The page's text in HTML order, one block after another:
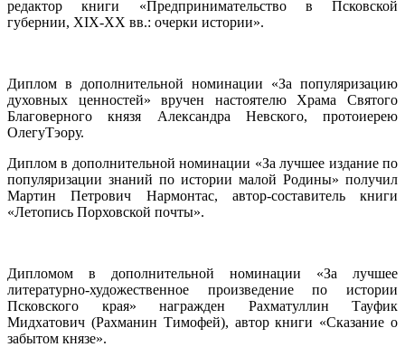
редактор книги «Предпринимательство в Псковской
губернии, XIX-XX вв.: очерки истории».
Диплом в дополнительной номинации «За популяризацию
духовных ценностей» вручен настоятелю Храма Святого
Благоверного князя Александра Невского, протоиерею
ОлегуТэору.
Диплом в дополнительной номинации «За лучшее издание по
популяризации знаний по истории малой Родины» получил
Мартин Петрович Нармонтас, автор-составитель книги
«Летопись Порховской почты».
Дипломом в дополнительной номинации «За лучшее
литературно-художественное произведение по истории
Псковского края» награжден Рахматуллин Тауфик
Мидхатович (Рахманин Тимофей), автор книги «Сказание о
забытом князе».